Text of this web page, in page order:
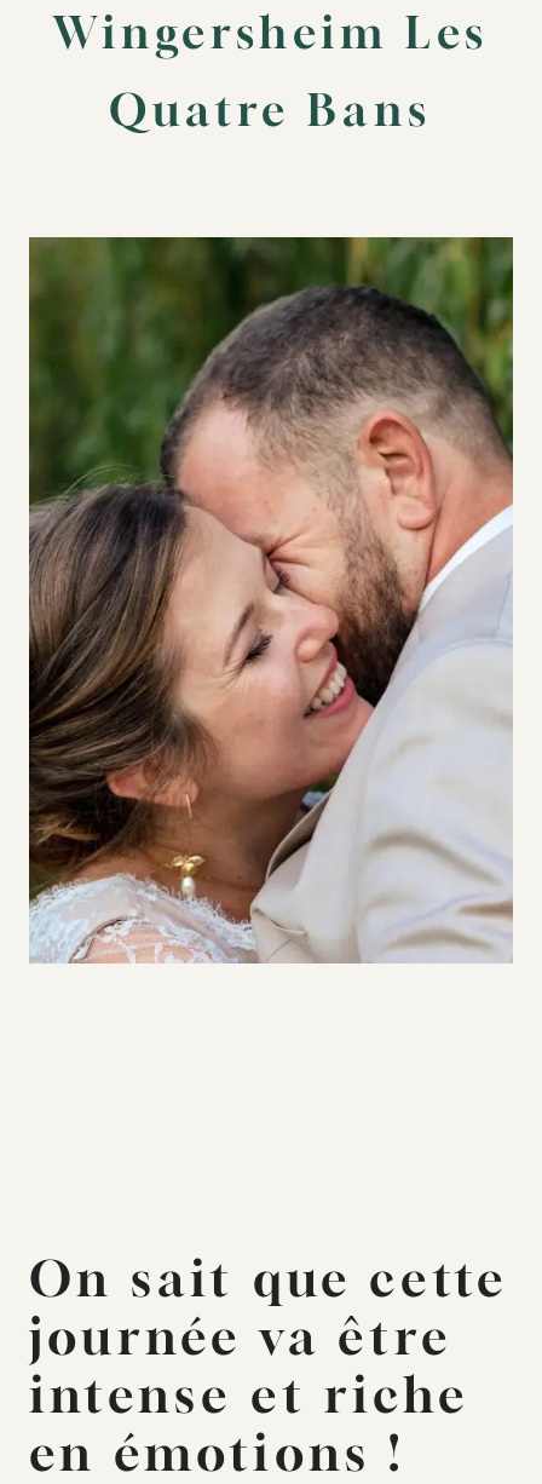
Wingersheim Les
Quatre Bans
On sait que cette
journée va être
intense et riche
en émotions !